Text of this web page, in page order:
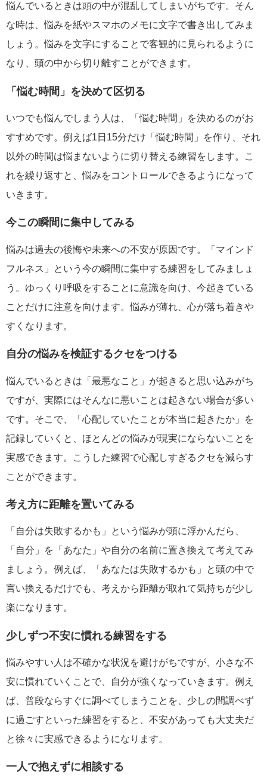
悩んでいるときは頭の中が混乱してしまいがちです。そん
な時は、悩みを紙やスマホのメモに文字で書き出してみま
しょう。悩みを文字にすることで客観的に見られるように
なり、頭の中から切り離すことができます。
「悩む時間」を決めて区切る
いつでも悩んでしまう人は、「悩む時間」を決めるのがお
すすめです。例えば1日15分だけ「悩む時間」を作り、それ
以外の時間は悩まないように切り替える練習をします。こ
れを繰り返すと、悩みをコントロールできるようになって
いきます。
今この瞬間に集中してみる
悩みは過去の後悔や未来への不安が原因です。「マインド
フルネス」という今の瞬間に集中する練習をしてみましょ
う。ゆっくり呼吸をすることに意識を向け、今起きている
ことだけに注意を向けます。悩みが薄れ、心が落ち着きや
すくなります。
自分の悩みを検証するクセをつける
悩んでいるときは「最悪なこと」が起きると思い込みがち
ですが、実際にはそんなに悪いことは起きない場合が多い
です。そこで、「心配していたことが本当に起きたか」を
記録していくと、ほとんどの悩みが現実にならないことを
実感できます。こうした練習で心配しすぎるクセを減らす
ことができます。
考え方に距離を置いてみる
「自分は失敗するかも」という悩みが頭に浮かんだら、
「自分」を「あなた」や自分の名前に置き換えて考えてみ
ましょう。例えば、「あなたは失敗するかも」と頭の中で
言い換えるだけでも、考えから距離が取れて気持ちが少し
楽になります。
少しずつ不安に慣れる練習をする
悩みやすい人は不確かな状況を避けがちですが、小さな不
安に慣れていくことで、自分が強くなっていきます。例え
ば、普段ならすぐに調べてしまうことを、少しの間調べず
に過ごすといった練習をすると、不安があっても大丈夫だ
と徐々に実感できるようになります。
一人で抱えずに相談する